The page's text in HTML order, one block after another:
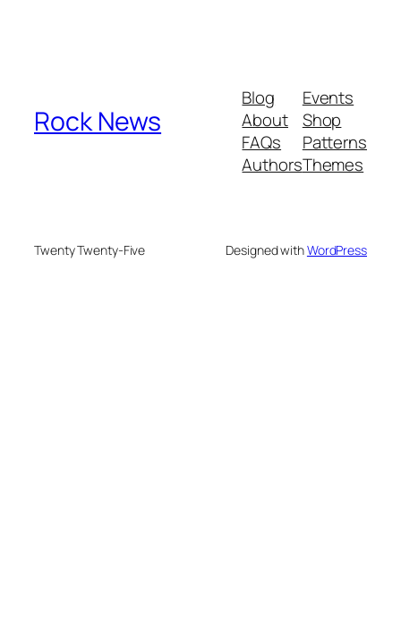
Rock News
Blog
About
FAQs
Authors
Events
Shop
Patterns
Themes
Twenty Twenty-Five Designed withWordPress